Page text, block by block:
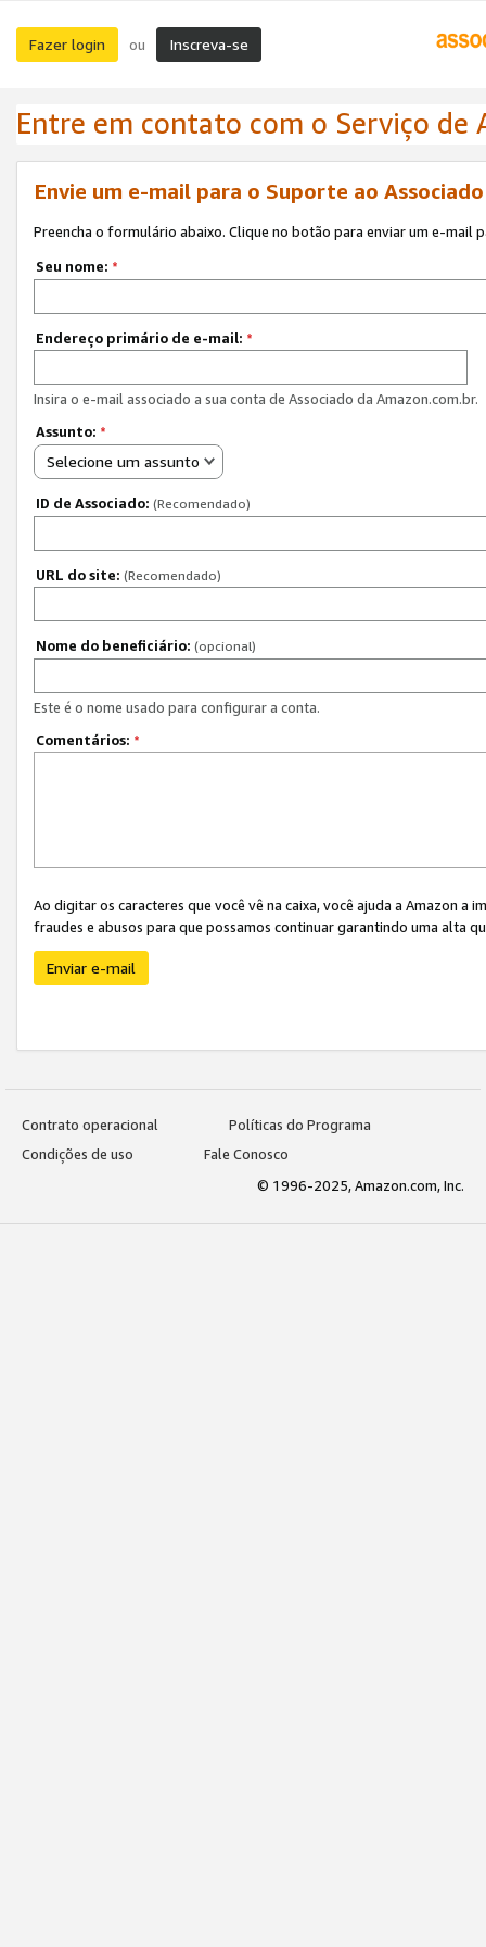
Fazer login ou Inscreva-se
Entre em contato com o Serviço de
Envie um e-mail para o Suporte ao
Preencha o formulário abaixo. Clique no botão para enviar um e-mail
Seu nome: *
Endereço primário de e-mail: *
Insira o e-mail associado a sua conta de Associado da Amazon.com.br.
Assunto: *
Selecione um assunto
ID de Associado: (Recomendado)
URL do site: (Recomendado)
Nome do beneficiário: (opcional)
Este é o nome usado para configurar a conta.
Comentários: *
Ao digitar os caracteres que você vê na caixa, você ajuda a Amazon
fraudes e abusos para que possamos continuar garantindo uma alta
Enviar e-mail
Contrato operacional
Políticas do Programa
Condições de uso
Fale Conosco
© 1996-2025, Amazon.com, Inc.